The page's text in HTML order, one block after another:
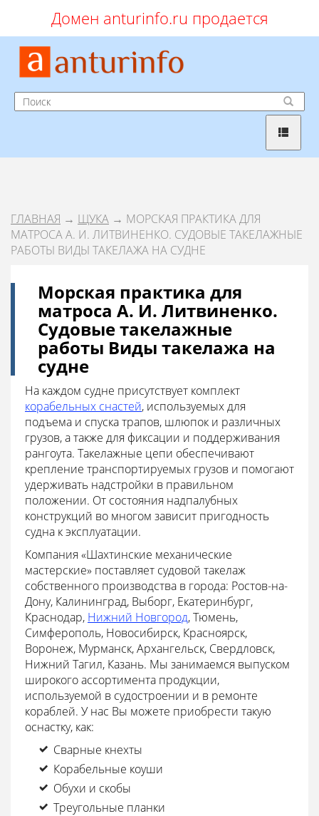
Домен anturinfo.ru продается
ГЛАВНАЯ → ЩУКА → МОРСКАЯ ПРАКТИКА ДЛЯ
МАТРОСА А. И. ЛИТВИНЕНКО. СУДОВЫЕ ТАКЕЛАЖНЫЕ
РАБОТЫ ВИДЫ ТАКЕЛАЖА НА СУДНЕ
Морская практика для
матроса А. И. Литвиненко.
Судовые такелажные
работы Виды такелажа на
судне
На каждом судне присутствует комплект
корабельных снастей, используемых для
подъема и спуска трапов, шлюпок и различных
грузов, а также для фиксации и поддерживания
рангоута. Такелажные цепи обеспечивают
крепление транспортируемых грузов и помогают
удерживать надстройки в правильном
положении. От состояния надпалубных
конструкций во многом зависит пригодность
судна к эксплуатации.
Компания «Шахтинские механические
мастерские» поставляет судовой такелаж
собственного производства в города: Ростов-на-
Дону, Калининград, Выборг, Екатеринбург,
Краснодар, Нижний Новгород, Тюмень,
Симферополь, Новосибирск, Красноярск,
Воронеж, Мурманск, Архангельск, Свердловск,
Нижний Тагил, Казань. Мы занимаемся выпуском
широкого ассортимента продукции,
используемой в судостроении и в ремонте
кораблей. У нас Вы можете приобрести такую
оснастку, как:
Сварные кнехты
Корабельные коуши
Обухи и скобы
Треугольные планки